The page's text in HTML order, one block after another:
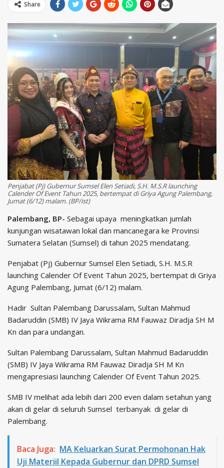
Share
Penjabat (Pj) Gubernur Sumsel Elen Setiadi, S.H. M.S.R launching
Calender Of Event Tahun 2025, bertempat di Griya Agung Palembang,
Jumat (6/12) malam. (BP/ist)
Palembang, BP- Sebagai upaya meningkatkan jumlah
kunjungan wisatawan lokal dan mancanegara ke Provinsi
Sumatera Selatan (Sumsel) di tahun 2025 mendatang.
Penjabat (Pj) Gubernur Sumsel Elen Setiadi, S.H. M.S.R
launching Calender Of Event Tahun 2025, bertempat di Griya
Agung Palembang, Jumat (6/12) malam.
Hadir Sultan Palembang Darussalam, Sultan Mahmud
Badaruddin (SMB) IV Jaya Wikrama RM Fauwaz Diradja SH M
Kn dan para undangan.
Sultan Palembang Darussalam, Sultan Mahmud Badaruddin
(SMB) IV Jaya Wikrama RM Fauwaz Diradja SH M Kn
mengapresiasi launching Calender Of Event Tahun 2025.
SMB IV melihat ada lebih dari 200 even dalam setahun yang
akan di gelar di seluruh Sumsel terbanyak di gelar di
Palembang.
Baca Juga: MA Keluarkan Surat Permohonan Hak
Uji Materiil Kepada Gubernur dan DPRD Sumsel